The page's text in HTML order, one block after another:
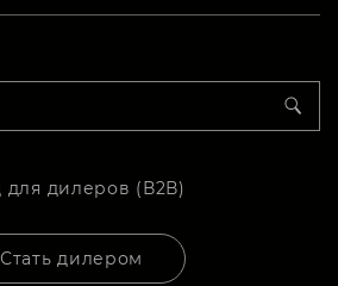
для дилеров (В2В)
Стать дилером